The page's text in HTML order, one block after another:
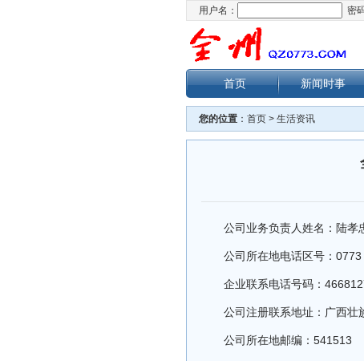
用户名： 密
首页 新闻时事
您的位置 ： 首页 > 生活资讯
公司业务负责人姓名：陆孝
公司所在地电话区号：0773
企业联系电话号码：
公司注册联系地址：广西壮
公司所在地邮编：541513